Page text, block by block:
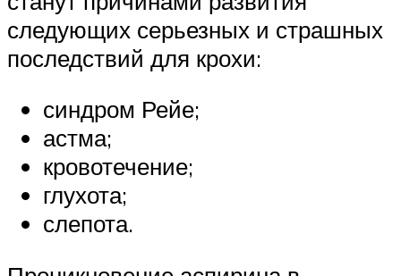
следующих серьезных и страшных
последствий для крохи:
синдром Рейе;
астма;
кровотечение;
глухота;
слепота.